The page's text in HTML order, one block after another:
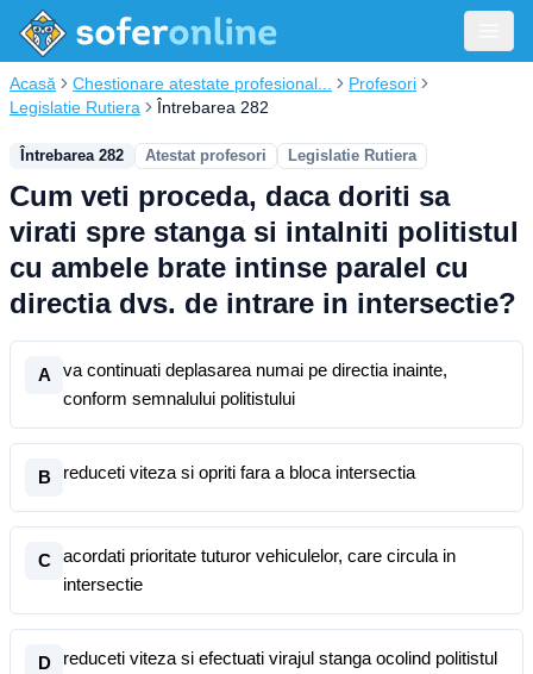
Acasă Chestionare atestate profesional...
Profesori
Legislatie Rutiera
Întrebarea 282
Întrebarea 282 Atestat profesori Legislatie Rutiera
Cum veti proceda, daca doriti sa
virati spre stanga si intalniti politistul
cu ambele brate intinse paralel cu
directia dvs. de intrare in intersectie?
A
va continuati deplasarea numai pe directia inainte,
conform semnalului politistului
B reduceti viteza si opriti fara a bloca intersectia
C
acordati prioritate tuturor vehiculelor, care circula in
intersectie
D reduceti viteza si efectuati virajul stanga ocolind politistul